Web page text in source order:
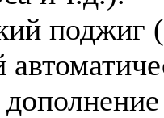
поджиг